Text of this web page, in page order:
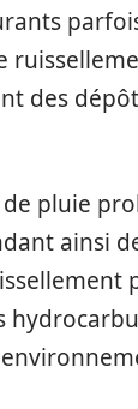
des
pluie
ainsi